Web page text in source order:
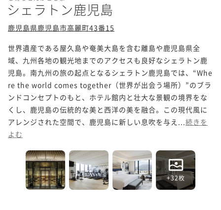
シェラトン鹿児島
鹿児島県鹿児島市高麗町43番15
世界遺産である屋久島や奄美大島を含む離島や鹿児島県全
域、九州各地の観光地までのアクセスも良好なシェラトン鹿
児島。南九州の旅の起点となるシェラトン鹿児島では、“Whe
re the world comes together（世界が出会う場所）”のブラ
ンドコンセプトのもと、ホテル館内と壮大な景観の境界をな
くし、鹿児島の伝統的な美と西洋の美を融合。この現代風に
アレンジされた空間で、鹿児島に新しい息吹を与え... 続きを
よむ
+32枚